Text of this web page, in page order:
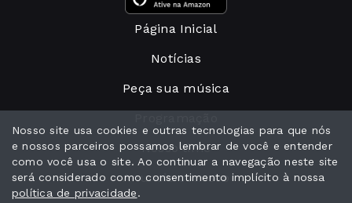
Página Inicial
Notícias
Peça sua música
Nosso time
Anuncie conosco
Nosso site usa cookies e outras tecnologias para que nós
e nossos parceiros possamos lembrar de você e entender
como você usa o site. Ao continuar a navegação neste site
será considerado como consentimento implícito à nossa
política de privacidade.